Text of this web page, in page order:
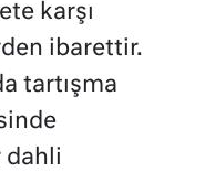
karşı
ibarettir.
tartışma
dahli